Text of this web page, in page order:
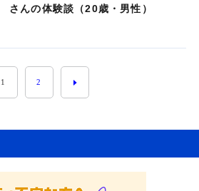
さんの体験談（20歳・男性）
1 2